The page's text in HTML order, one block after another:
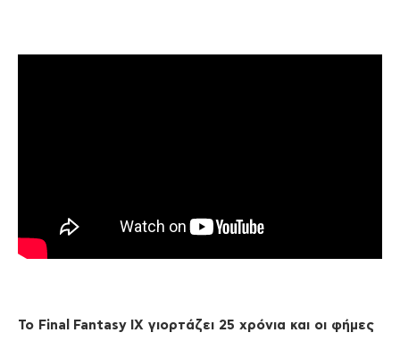
Το Final Fantasy IX γιορτάζει 25 χρόνια και οι φήμες